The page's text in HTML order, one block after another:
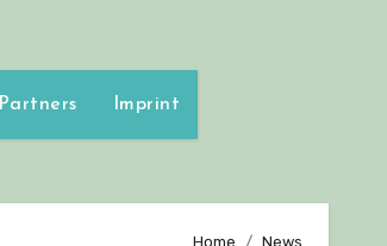
Partners Imprint
Home News